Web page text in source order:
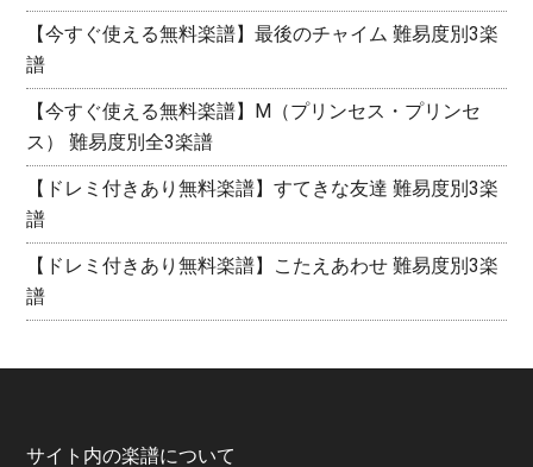
【今すぐ使える無料楽譜】最後のチャイム 難易度別3楽
譜
【今すぐ使える無料楽譜】M（プリンセス・プリンセ
ス） 難易度別全3楽譜
【ドレミ付きあり無料楽譜】すてきな友達 難易度別3楽
譜
【ドレミ付きあり無料楽譜】こたえあわせ 難易度別3楽
譜
サイト内の楽譜について